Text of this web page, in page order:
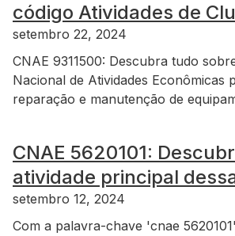
código Atividades de
setembro 22, 2024
CNAE 9311500: Descubra tudo
Nacional de Atividades Econômicas
reparação e manutenção de
CNAE 5620101:
atividade principal
setembro 12, 2024
Com a palavra-chave 'cnae